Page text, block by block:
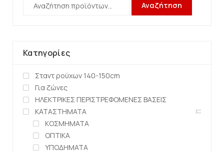
Αναζήτηση
Κατηγορίες
Σταντ ρούχων 140-150cm
Για ζώνες
ΗΛΕΚΤΡΙΚΕΣ ΠΕΡΙΣΤΡΕΦΟΜΕΝΕΣ ΒΑΣΕΙΣ
ΚΑΤΑΣΤΗΜΑΤΑ
ΚΟΣΜΗΜΑΤΑ
ΟΠΤΙΚΑ
ΥΠΟΔΗΜΑΤΑ